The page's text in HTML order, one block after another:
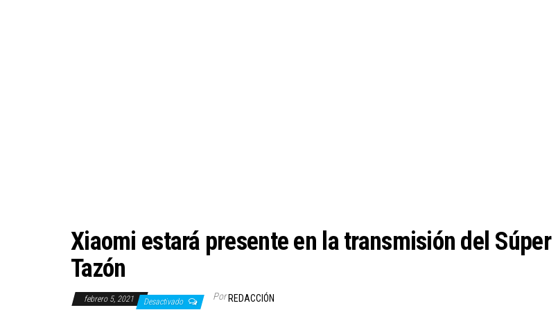
Xiaomi estará presente en la transmisión del Súper
Tazón
febrero 5, 2021 Desactivado Por REDACCIÓN